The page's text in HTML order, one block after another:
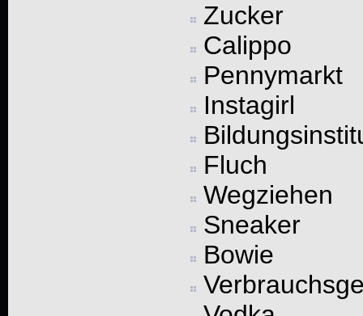
Zucker
Calippo
Pennymarkt
Instagirl
Fluch
Wegziehen
Sneaker
Bowie